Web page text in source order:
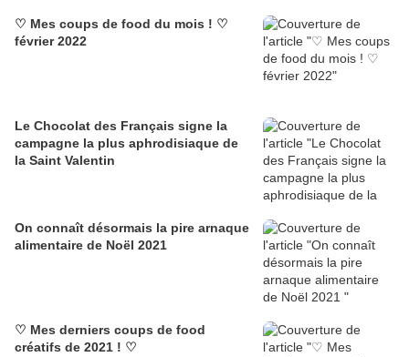
♡ Mes coups de food du mois ! ♡
février 2022
Le Chocolat des Français signe la
campagne la plus aphrodisiaque de
la Saint Valentin
On connaît désormais la pire arnaque
alimentaire de Noël 2021
♡ Mes derniers coups de food
créatifs de 2021 ! ♡